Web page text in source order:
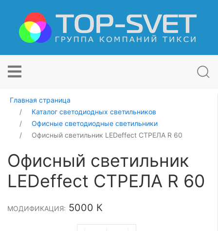
Главная страница
Каталог светодиодных светильников
Офисные светодиодные светильники
Офисный светильник LEDeffect СТРЕЛА R 60
Офисный светильник
LEDeffect СТРЕЛА R 60
МОДИФИКАЦИЯ: 5000 К